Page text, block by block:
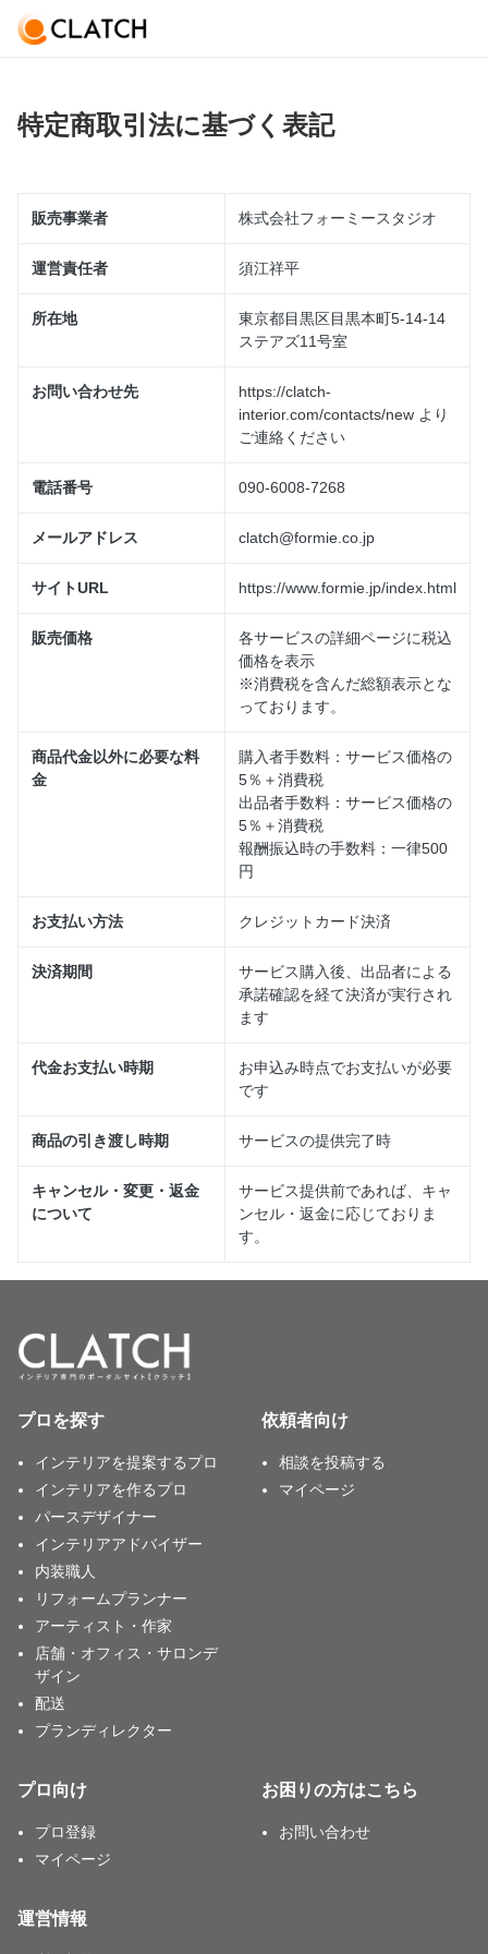
特定商取引法に基づく表記
販売事業者 株式会社フォーミースタジオ
運営責任者 須江祥平
所在地
東京都目黒区目黒本町5-14-14
ステアズ11号室
お問い合わせ先
https://clatch-
interior.com/contacts/new より
ご連絡ください
電話番号 090-6008-7268
メールアドレス clatch@formie.co.jp
サイトURL https://www.formie.jp/index.html
販売価格
各サービスの詳細ページに税込
価格を表示
※消費税を含んだ総額表示とな
っております。
商品代金以外に必要な料
金
購入者手数料：サービス価格の
5％＋消費税
出品者手数料：サービス価格の
5％＋消費税
報酬振込時の手数料：一律500
円
お支払い方法 クレジットカード決済
決済期間
サービス購入後、出品者による
承諾確認を経て決済が実行され
ます
代金お支払い時期
お申込み時点でお支払いが必要
です
商品の引き渡し時期 サービスの提供完了時
キャンセル・変更・返金
について
サービス提供前であれば、キャ
ンセル・返金に応じておりま
す。
プロを探す
インテリアを提案するプロ
インテリアを作るプロ
パースデザイナー
インテリアアドバイザー
内装職人
リフォームプランナー
アーティスト・作家
店舗・オフィス・サロンデ
ザイン
配送
プランディレクター
依頼者向け
相談を投稿する
マイページ
プロ向け
プロ登録
マイページ
お困りの方はこちら
お問い合わせ
運営情報